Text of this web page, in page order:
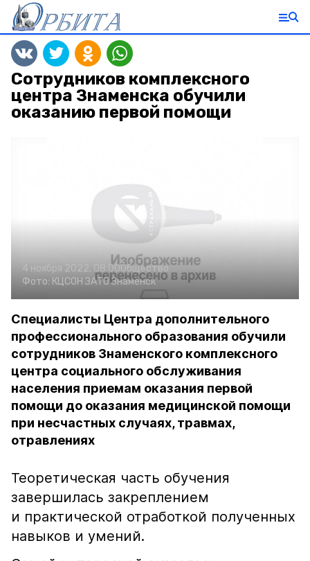
Сотрудников комплексного
центра Знаменска обучили
оказанию первой помощи
4 ноября 2022, 08:00Общество
Фото: КЦСОН ЗАТО Знаменск
Специалисты Центра дополнительного
профессионального образования обучили
сотрудников Знаменского комплексного
центра социального обслуживания
населения приемам оказания первой
помощи до оказания медицинской помощи
при несчастных случаях, травмах,
отравлениях
Теоретическая часть обучения
завершилась закреплением
и практической отработкой полученных
навыков и умений.